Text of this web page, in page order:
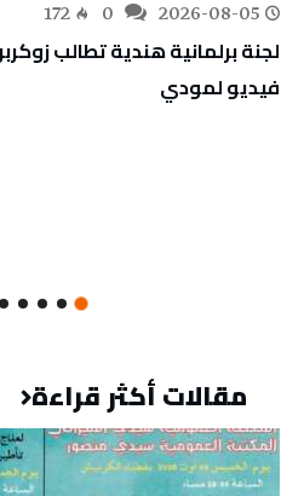
2026-08-05
172
لجنة برلمانية هندية تطالب
فيديو لمودي
مقالات أكثر قراءة